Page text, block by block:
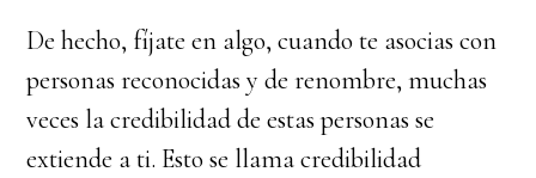
De hecho, fíjate en algo, cuando te asocias con
personas reconocidas y de renombre, muchas
veces la credibilidad de estas personas se
extiende a ti. Esto se llama credibilidad